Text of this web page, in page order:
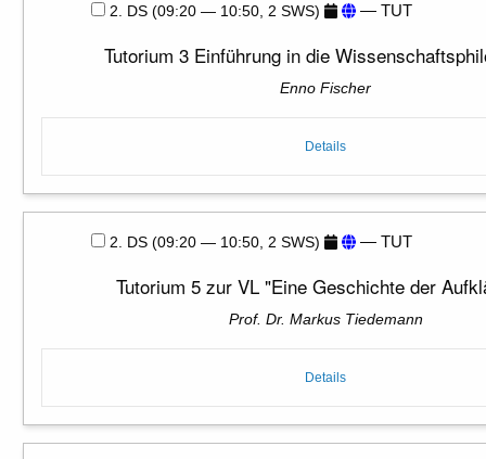
2. DS (09:20 — 10:50, 2 SWS) — TUT
Tutorium 3 Einführung in die
Enno Fischer
Details
2. DS (09:20 — 10:50, 2 SWS) — TUT
Tutorium 5 zur VL "Eine Geschichte der
Prof. Dr. Markus Tiedemann
Details